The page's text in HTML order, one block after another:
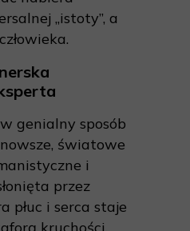
„istoty”, a
genialny sposób
światowe
i
przez
płuc i serca staje